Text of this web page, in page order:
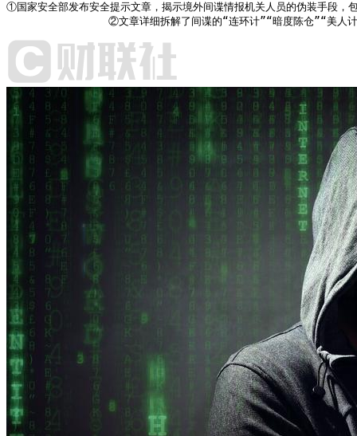
①国家安全部发布安全提示文章，揭示境外间谍情报机关人员的伪装手段，
②文章详细拆解了间谍的“连环计”“暗度陈仓”“美人计”